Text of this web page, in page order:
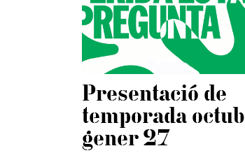
Presentació de
temporada
gener 27